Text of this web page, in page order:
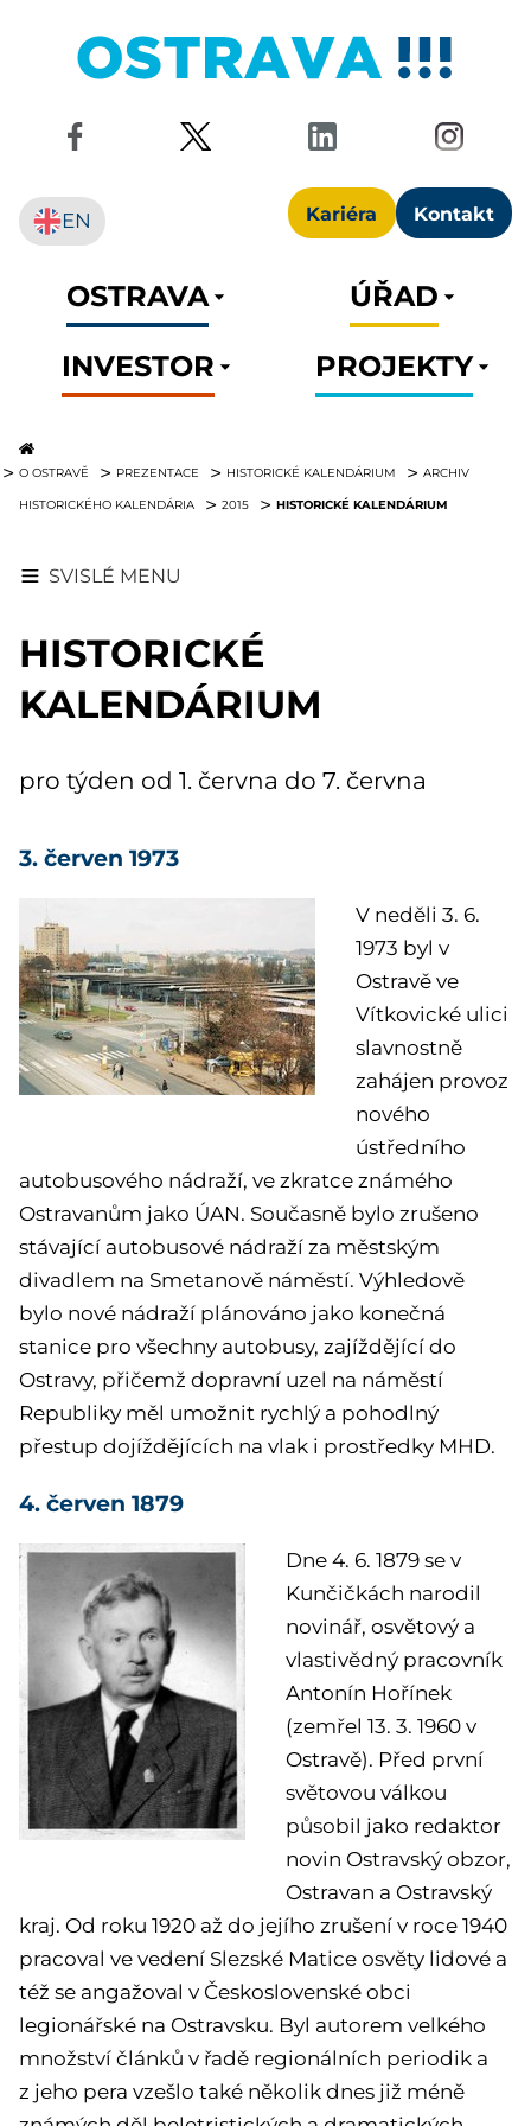
Kariéra Kontakt
EN
OSTRAVA
ÚŘAD
INVESTOR
PROJEKTY
O OSTRAVĚ PREZENTACE HISTORICKÉ KALENDÁRIUM ARCHIV
HISTORICKÉHO KALENDÁRIA 2015 HISTORICKÉ KALENDÁRIUM
SVISLÉ MENU
HISTORICKÉ
KALENDÁRIUM
pro týden od 1. června do 7. června
3. červen 1973
V neděli 3. 6.
1973 byl v
Ostravě ve
Vítkovické ulici
slavnostně
zahájen provoz
nového
ústředního
autobusového nádraží, ve zkratce známého
Ostravanům jako ÚAN. Současně bylo zrušeno
stávající autobusové nádraží za městským
divadlem na Smetanově náměstí. Výhledově
bylo nové nádraží plánováno jako konečná
stanice pro všechny autobusy, zajíždějící do
Ostravy, přičemž dopravní uzel na náměstí
Republiky měl umožnit rychlý a pohodlný
přestup dojíždějících na vlak i prostředky MHD.
4. červen 1879
Dne 4. 6. 1879 se v
Kunčičkách narodil
novinář, osvětový a
vlastivědný pracovník
Antonín Hořínek
(zemřel 13. 3. 1960 v
Ostravě). Před první
světovou válkou
působil jako redaktor
novin Ostravský obzor,
Ostravan a Ostravský
kraj. Od roku 1920 až do jejího zrušení v roce 1940
pracoval ve vedení Slezské Matice osvěty lidové a
též se angažoval v Československé obci
legionářské na Ostravsku. Byl autorem velkého
množství článků v řadě regionálních periodik a
z jeho pera vzešlo také několik dnes již méně